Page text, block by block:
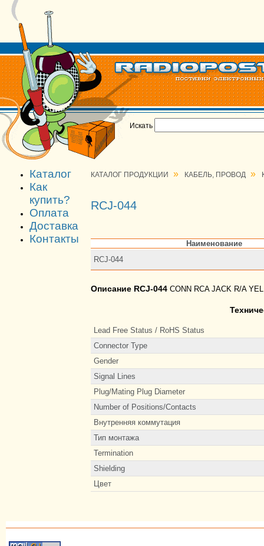
Искать
Каталог
Как
купить?
Оплата
Доставка
Контакты
КАТАЛОГ ПРОДУКЦИИ » КАБЕЛЬ, ПРОВОД »
RCJ-044
Наименование
RCJ-044
Описание RCJ-044 CONN RCA JACK R/A
Lead Free Status / RoHS Status
Connector Type
Gender
Signal Lines
Plug/Mating Plug Diameter
Number of Positions/Contacts
Внутренняя коммутация
Тип монтажа
Termination
Shielding
Цвет